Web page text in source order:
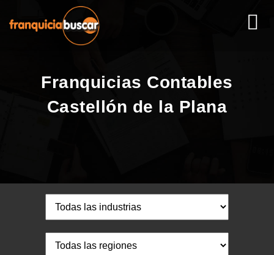
Franquicias Contables
Castellón de la Plana